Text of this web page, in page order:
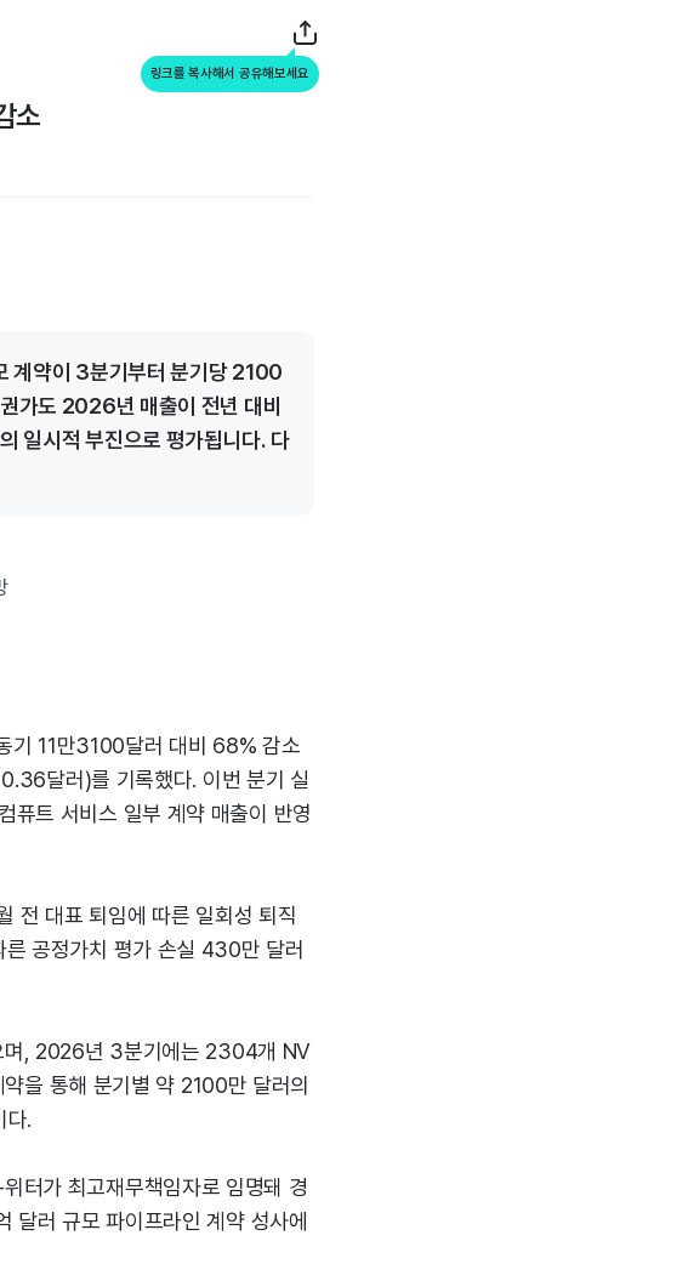
링크를 복사해서 공유해보세요
소
계약이 3분기부터 분기당 2100
가도 2026년 매출이 전년 대비
일시적 부진으로 평가됩니다. 다
기 11만3100달러 대비 68% 감소
달러)를 기록했다. 이번 분기 실
퓨트 서비스 일부 계약 매출이 반영
전 대표 퇴임에 따른 일회성 퇴직
공정가치 평가 손실 430만 달러
며, 2026년 3분기에는 2304개 NV
을 통해 분기별 약 2100만 달러의
다.
터가 최고재무책임자로 임명돼 경
달러 규모 파이프라인 계약 성사에